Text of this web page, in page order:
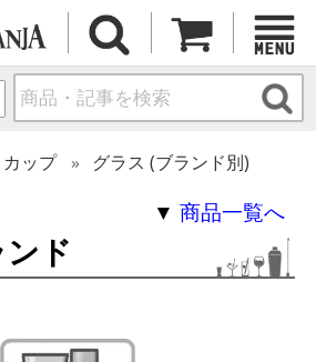
ップ グラス (ブランド別)
ド
▼商品一覧へ